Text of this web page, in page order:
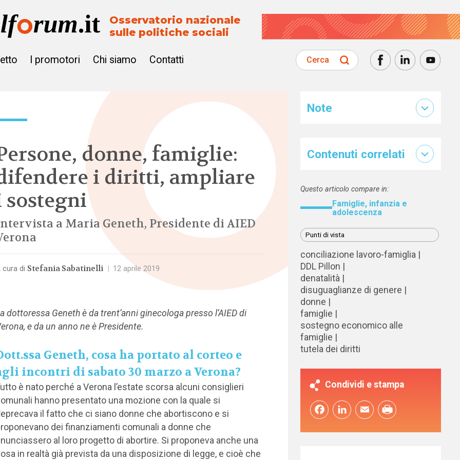
Osservatorio nazionale
sulle politiche sociali
I promotori Chi siamo Contatti Cerca
donne, famiglie:
i diritti, ampliare
sostegni
a Maria Geneth, Presidente di AIED
cura di Stefania Sabatinelli 12 aprile 2019
dottoressa Geneth è da trent’anni ginecologa presso l’AIED di
e da un anno ne è Presidente.
Geneth, cosa ha portato al corteo e
incontri di sabato 30 marzo a Verona?
è nato perché a Verona l’estate scorsa alcuni consiglieri
hanno presentato una mozione con la quale si
il fatto che ci siano donne che abortiscono e si
dei finanziamenti comunali a donne che
al loro progetto di abortire. Si proponeva anche una
in realtà già prevista da una disposizione di legge, e cioè che
Note
Contenuti correlati
Questo articolo compare in:
Famiglie, infanzia e
adolescenza
Punti di vista
conciliazione lavoro-famiglia
DDL Pillon
denatalità
disuguaglianze di genere
donne
famiglie
sostegno economico alle
famiglie
tutela dei diritti
Condividi e stampa
FacebookLinkedInEmail